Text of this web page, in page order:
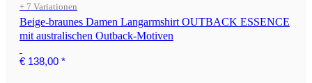
+ 7 Variationen
Beige-braunes Damen Langarmshirt OUTBACK ESSENCE
mit australischen Outback-Motiven
€ 138,00 *